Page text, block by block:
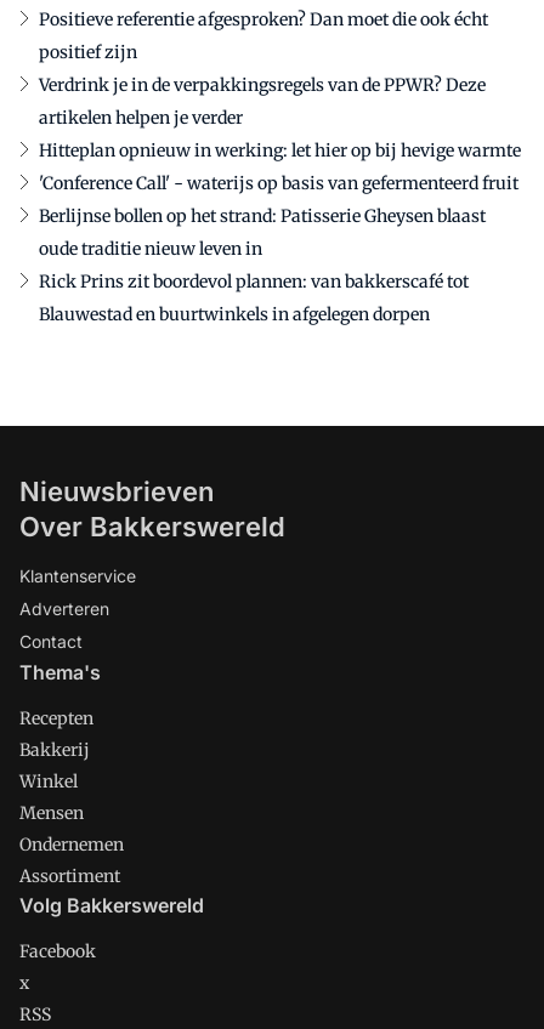
Positieve referentie afgesproken? Dan moet die ook écht
positief zijn
Verdrink je in de verpakkingsregels van de PPWR? Deze
artikelen helpen je verder
Hitteplan opnieuw in werking: let hier op bij hevige warmte
'Conference Call' - waterijs op basis van gefermenteerd fruit
Berlijnse bollen op het strand: Patisserie Gheysen blaast
oude traditie nieuw leven in
Rick Prins zit boordevol plannen: van bakkerscafé tot
Blauwestad en buurtwinkels in afgelegen dorpen
Nieuwsbrieven
Over Bakkerswereld
Klantenservice
Adverteren
Contact
Thema's
Recepten
Bakkerij
Winkel
Mensen
Ondernemen
Assortiment
Volg Bakkerswereld
Facebook
x
RSS